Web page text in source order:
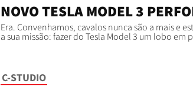
NOVO TESLA MODEL 3
Era. Convenhamos, cavalos nunca são a mais e
a sua missão: fazer do Tesla Model 3 um lobo em
C-STUDIO